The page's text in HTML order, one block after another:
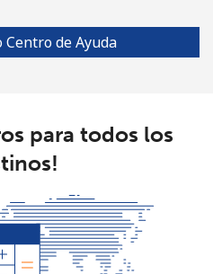
de Ayuda
para todos los